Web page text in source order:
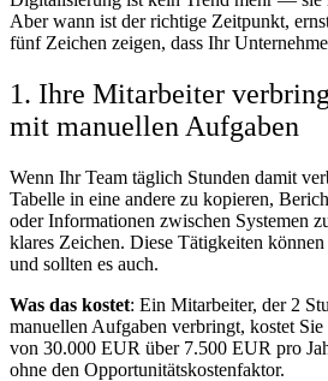
Aber wann ist der richtige Zeitpunkt,
fünf Zeichen zeigen, dass Ihr
1. Ihre Mitarbeiter
mit manuellen Aufgaben
Wenn Ihr Team täglich Stunden damit
Tabelle in eine andere zu kopieren,
oder Informationen zwischen Systemen
klares Zeichen. Diese Tätigkeiten
und sollten es auch.
Was das kostet: Ein Mitarbeiter, der 2
manuellen Aufgaben verbringt, kostet Sie
von 30.000 EUR über 7.500 EUR pro
ohne den Opportunitätskostenfaktor.